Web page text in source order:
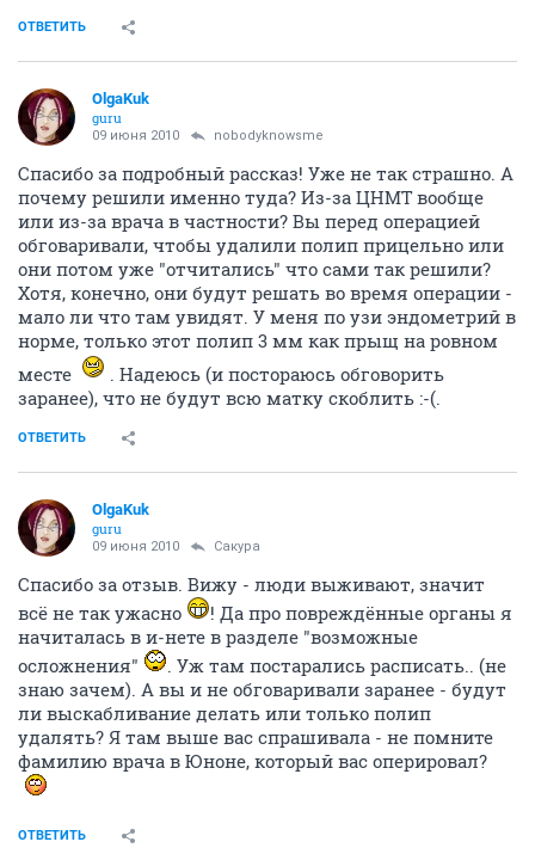
ОТВЕТИТЬ
OlgaKuk
guru
09 июня 2010 nobodyknowsme
Спасибо за подробный рассказ! Уже не так страшно. А
почему решили именно туда? Из-за ЦНМТ вообще
или из-за врача в частности? Вы перед операцией
обговаривали, чтобы удалили полип прицельно или
они потом уже "отчитались" что сами так решили?
Хотя, конечно, они будут решать во время операции -
мало ли что там увидят. У меня по узи эндометрий в
норме, только этот полип 3 мм как прыщ на ровном
месте
. Надеюсь (и постораюсь обговорить
заранее), что не будут всю матку скоблить :-(.
ОТВЕТИТЬ
OlgaKuk
guru
09 июня 2010 Сакура
Спасибо за отзыв. Вижу - люди выживают, значит
всё не так ужасно
! Да про повреждённые органы я
начиталась в и-нете в разделе "возможные
осложнения"
. Уж там постарались расписать.. (не
знаю зачем). А вы и не обговаривали заранее - будут
ли выскабливание делать или только полип
удалять? Я там выше вас спрашивала - не помните
фамилию врача в Юноне, который вас оперировал?
ОТВЕТИТЬ